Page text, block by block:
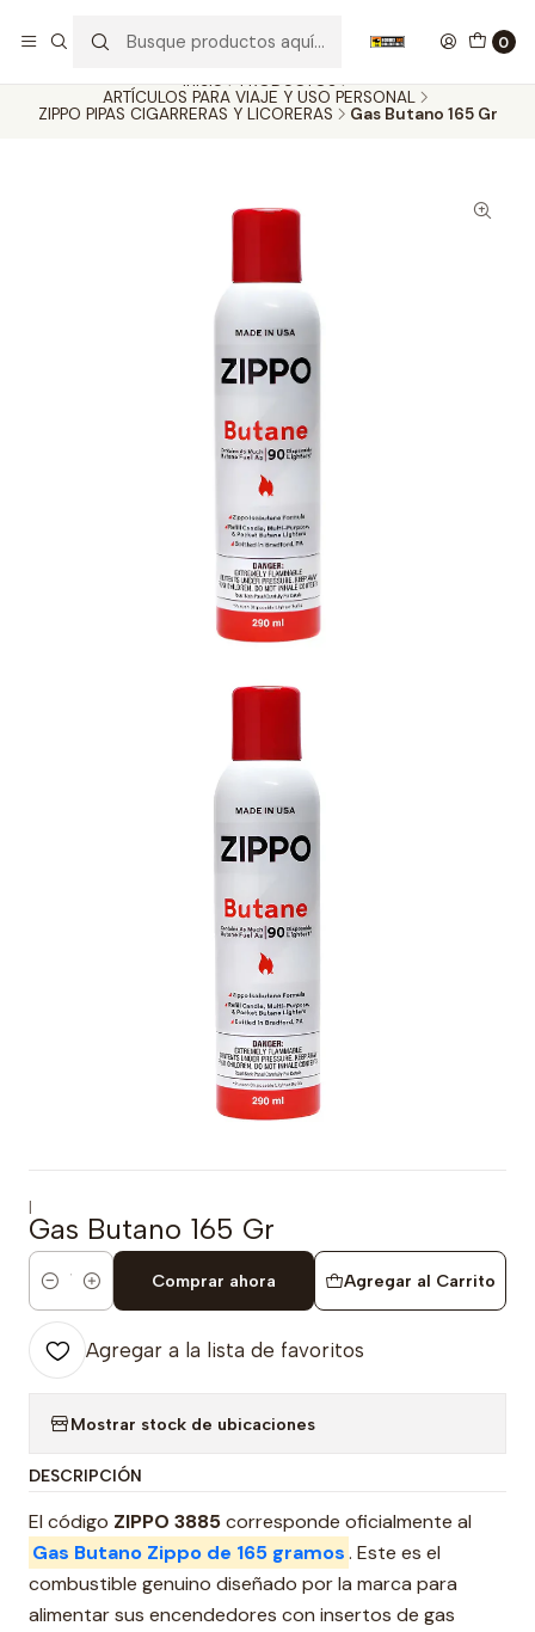
0
Inicio
PRODUCTOS
ARTÍCULOS PARA VIAJE Y USO PERSONAL
ZIPPO PIPAS CIGARRERAS Y LICORERAS
Gas Butano 165 Gr
|
Gas Butano 165 Gr
Cantidad
Agregar al Carrito
Comprar ahora
Agregar a la lista de favoritos
Mostrar stock de ubicaciones
DESCRIPCIÓN
El código ZIPPO 3885corresponde oficialmente al
Gas Butano Zippo de 165 gramos. Este es el
combustible genuino diseñado por la marca para
alimentar sus encendedores con insertos de gas